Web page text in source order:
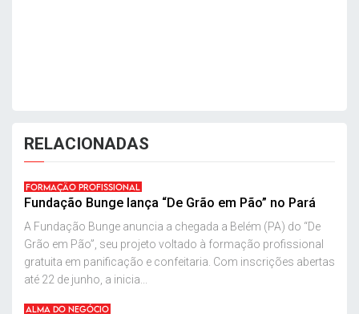
RELACIONADAS
FORMAÇÃO PROFISSIONAL
Fundação Bunge lança “De Grão em Pão” no Pará
A Fundação Bunge anuncia a chegada a Belém (PA) do “De
Grão em Pão”, seu projeto voltado à formação profissional
gratuita em panificação e confeitaria. Com inscrições abertas
até 22 de junho, a inicia...
ALMA DO NEGÓCIO